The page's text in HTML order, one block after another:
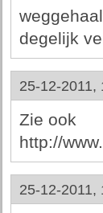
degelijk
25-12-2011,
Zie ook
http://
25-12-2011,